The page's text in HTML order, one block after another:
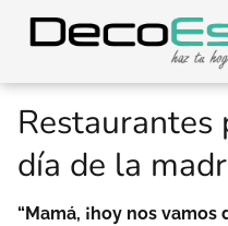
Restaurantes
día de la
“Mamá, ¡hoy nos vamos